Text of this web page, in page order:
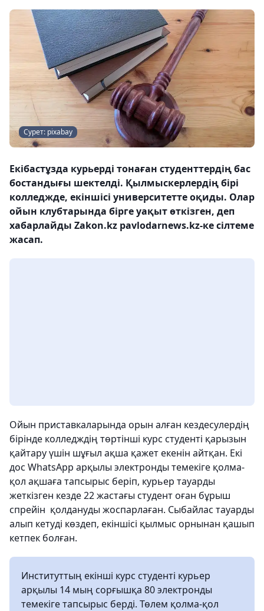
Сурет: pixabay
Екібастұзда курьерді тонаған студенттердің бас
бостандығы шектелді. Қылмыскерлердің бірі
колледжде, екіншісі университетте оқиды. Олар
ойын клубтарында бірге уақыт өткізген, деп
хабарлайды Zakon.kz pavlodarnews.kz-ке сілтеме
жасап.
Ойын приставкаларында орын алған кездесулердің
бірінде колледждің төртінші курс студенті қарызын
қайтару үшін шұғыл ақша қажет екенін айтқан. Екі
дос WhatsApp арқылы электронды темекіге қолма-
қол ақшаға тапсырыс беріп, курьер тауарды
жеткізген кезде 22 жастағы студент оған бұрыш
спрейін қолдануды жоспарлаған. Сыбайлас тауарды
алып кетуді көздеп, екіншісі қылмыс орнынан қашып
кетпек болған.
Институттың екінші курс студенті курьер
арқылы 14 мың сорғышқа 80 электронды
темекіге тапсырыс берді. Төлем қолма-қол